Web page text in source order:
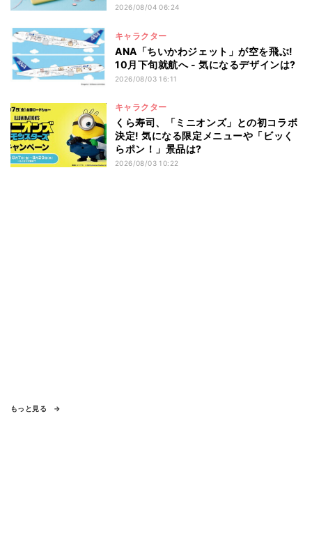
2026/08/04 06:24
キャラクター
ANA「ちいかわジェット」が空を飛ぶ!
10月下旬就航へ - 気になるデザインは?
2026/08/03 16:11
キャラクター
くら寿司、「ミニオンズ」との初コラボ
決定! 気になる限定メニューや「ビッく
らポン！」景品は?
2026/08/03 10:22
もっと見る